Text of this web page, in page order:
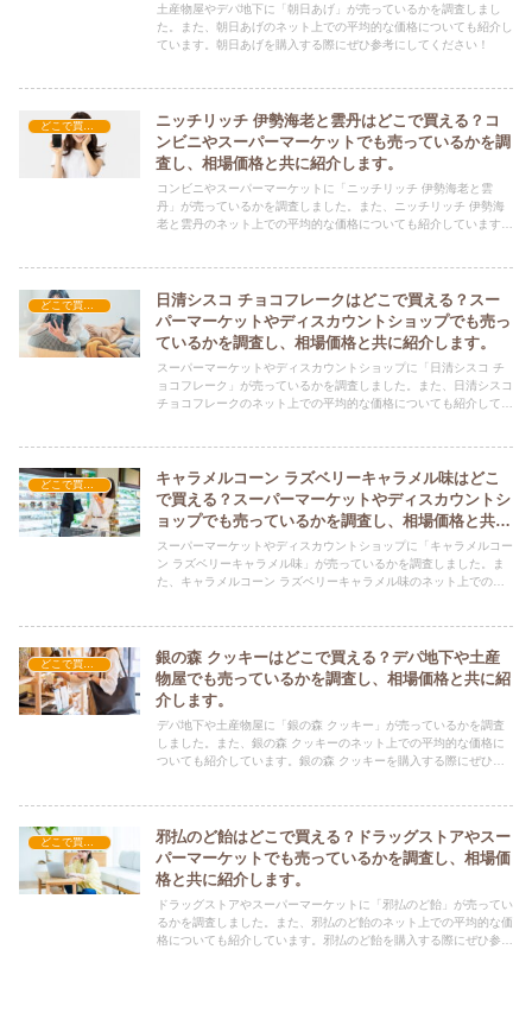
土産物屋やデパ地下に「朝日あげ」が売っているかを調査しまし
た。また、朝日あげのネット上での平均的な価格についても紹介し
ています。朝日あげを購入する際にぜひ参考にしてください！
ニッチリッチ 伊勢海老と雲丹はどこで買える？コ
ンビニやスーパーマーケットでも売っているかを調
査し、相場価格と共に紹介します。
コンビニやスーパーマーケットに「ニッチリッチ 伊勢海老と雲
丹」が売っているかを調査しました。また、ニッチリッチ 伊勢海
老と雲丹のネット上での平均的な価格についても紹介しています。
日清シスコ チョコフレークはどこで買える？スー
パーマーケットやディスカウントショップでも売っ
ているかを調査し、相場価格と共に紹介します。
スーパーマーケットやディスカウントショップに「日清シスコ チ
ョコフレーク」が売っているかを調査しました。また、日清シスコ
チョコフレークのネット上での平均的な価格についても紹介してい
キャラメルコーン ラズベリーキャラメル味はどこ
で買える？スーパーマーケットやディスカウントシ
ョップでも売っているかを調査し、相場価格と共に
紹介します。
スーパーマーケットやディスカウントショップに「キャラメルコー
ン ラズベリーキャラメル味」が売っているかを調査しました。ま
た、キャラメルコーン ラズベリーキャラメル味のネット上での平
銀の森 クッキーはどこで買える？デパ地下や土産
物屋でも売っているかを調査し、相場価格と共に紹
介します。
デパ地下や土産物屋に「銀の森 クッキー」が売っているかを調査
しました。また、銀の森 クッキーのネット上での平均的な価格に
ついても紹介しています。銀の森 クッキーを購入する際にぜひ参
どこで買える？-お菓子・スイーツ・アイス
邪払のど飴はどこで買える？ドラッグストアやスー
パーマーケットでも売っているかを調査し、相場価
格と共に紹介します。
ドラッグストアやスーパーマーケットに「邪払のど飴」が売ってい
るかを調査しました。また、邪払のど飴のネット上での平均的な価
格についても紹介しています。邪払のど飴を購入する際にぜひ参考